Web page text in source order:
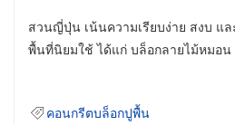
สวนญี่ปุ่น เน้นความเรียบง่าย สงบ แ
พื้นที่นิยมใช้ ได้แก่ บล็อกลายไม้หมอ
คอนกรีตบล็อกปูพื้น